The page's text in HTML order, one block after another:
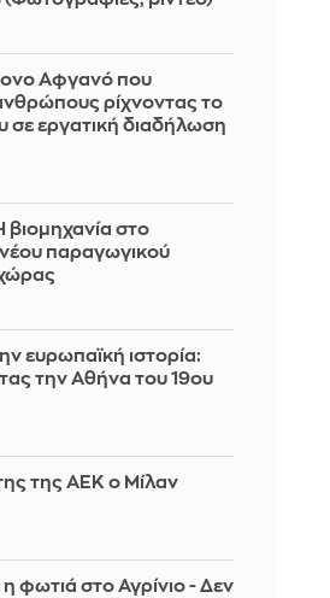
Αφγανό που
ρίχνοντας το
σε εργατική διαδήλωση
στο
παραγωγικού
ευρωπαϊκή ιστορία:
την Αθήνα του 19ου
της ΑΕΚ ο Μίλαν
φωτιά στο Αγρίνιο - Δεν